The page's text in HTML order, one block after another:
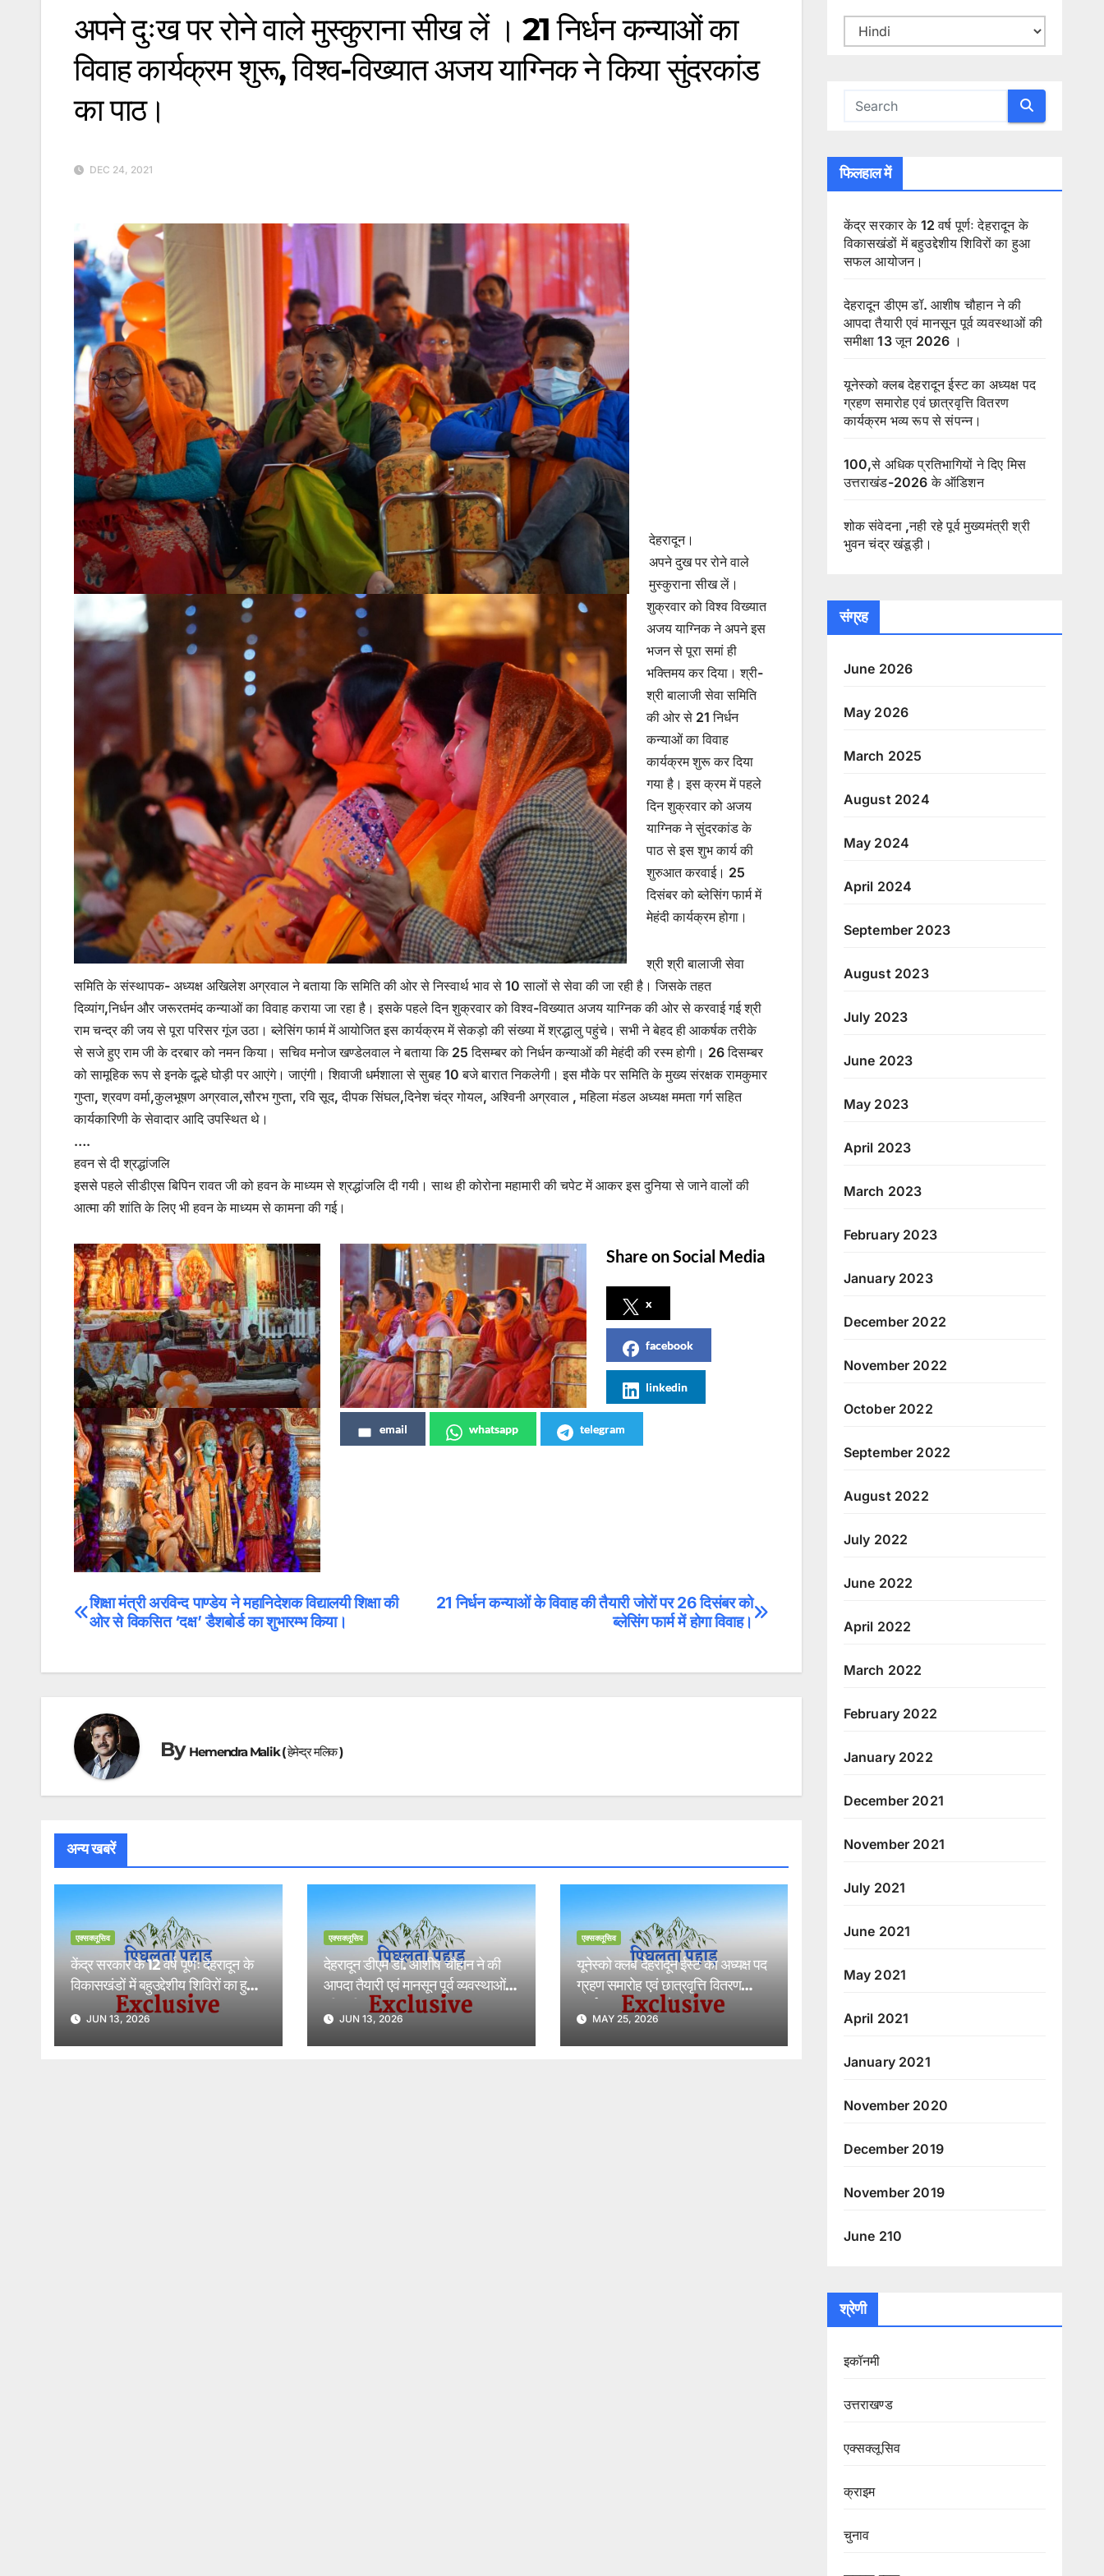
अपने दुःख पर रोने वाले मुस्कुराना सीख लें । 21 निर्धन कन्याओं का
विवाह कार्यक्रम शुरू, विश्व-विख्यात अजय याग्निक ने किया सुंदरकांड
का पाठ।
DEC 24, 2021
देहरादून।
अपने दुख पर रोने वाले
मुस्कुराना सीख लें।
शुक्रवार को विश्व विख्यात
अजय याग्निक ने अपने इस
भजन से पूरा समां ही
भक्तिमय कर दिया। श्री-
श्री बालाजी सेवा समिति
की ओर से 21 निर्धन
कन्याओं का विवाह
कार्यक्रम शुरू कर दिया
गया है। इस क्रम में पहले
दिन शुक्रवार को अजय
याग्निक ने सुंदरकांड के
पाठ से इस शुभ कार्य की
शुरुआत करवाई। 25
दिसंबर को ब्लेसिंग फार्म में
मेहंदी कार्यक्रम होगा।
श्री श्री बालाजी सेवा
समिति के संस्थापक- अध्यक्ष अखिलेश अग्रवाल ने बताया कि समिति की ओर से निस्वार्थ भाव से 10 सालों से सेवा की जा रही है। जिसके तहत
दिव्यांग,निर्धन और जरूरतमंद कन्याओं का विवाह कराया जा रहा है। इसके पहले दिन शुक्रवार को विश्व-विख्यात अजय याग्निक की ओर से करवाई गई श्री
राम चन्द्र की जय से पूरा परिसर गूंज उठा। ब्लेसिंग फार्म में आयोजित इस कार्यक्रम में सेकड़ो की संख्या में श्रद्धालु पहुंचे। सभी ने बेहद ही आकर्षक तरीके
से सजे हुए राम जी के दरबार को नमन किया। सचिव मनोज खण्डेलवाल ने बताया कि 25 दिसम्बर को निर्धन कन्याओं की मेहंदी की रस्म होगी। 26 दिसम्बर
को सामूहिक रूप से इनके दूल्हे घोड़ी पर आएंगे। जाएंगी। शिवाजी धर्मशाला से सुबह 10 बजे बारात निकलेगी। इस मौके पर समिति के मुख्य संरक्षक रामकुमार
गुप्ता, श्रवण वर्मा,कुलभूषण अग्रवाल,सौरभ गुप्ता, रवि सूद, दीपक सिंघल,दिनेश चंद्र गोयल, अश्विनी अग्रवाल , महिला मंडल अध्यक्ष ममता गर्ग सहित
कार्यकारिणी के सेवादार आदि उपस्थित थे।
….
हवन से दी श्रद्धांजलि
इससे पहले सीडीएस बिपिन रावत जी को हवन के माध्यम से श्रद्धांजलि दी गयी। साथ ही कोरोना महामारी की चपेट में आकर इस दुनिया से जाने वालों की
आत्मा की शांति के लिए भी हवन के माध्यम से कामना की गई।
Share on Social Media
x
facebook
linkedin
email whatsapp telegram
Post
21 निर्धन कन्याओं के विवाह की तैयारी जोरों पर 26 दिसंबर को
ब्लेसिंग फार्म में होगा विवाह।
शिक्षा मंत्री अरविन्द पाण्डेय ने महानिदेशक विद्यालयी शिक्षा की
ओर से विकसित ‘दक्ष’ डैशबोर्ड का शुभारम्भ किया।
By Hemendra Malik ( हेमेन्द्र मलिक )
अन्य खबरें
एक्सक्लूसिव
केंद्र सरकार के 12 वर्ष पूर्णः देहरादून के
विकासखंडों में बहुउद्देशीय शिविरों का हुआ
सफल आयोजन।
JUN 13, 2026
एक्सक्लूसिव
देहरादून डीएम डॉ. आशीष चौहान ने की
आपदा तैयारी एवं मानसून पूर्व व्यवस्थाओं
की समीक्षा 13 जून 2026 ।
JUN 13, 2026
एक्सक्लूसिव
यूनेस्को क्लब देहरादून ईस्ट का अध्यक्ष पद
ग्रहण समारोह एवं छात्रवृत्ति वितरण
कार्यक्रम भव्य रूप से संपन्न।
MAY 25, 2026
फिलहाल में
केंद्र सरकार के 12 वर्ष पूर्णः देहरादून के
विकासखंडों में बहुउद्देशीय शिविरों का हुआ
सफल आयोजन।
देहरादून डीएम डॉ. आशीष चौहान ने की
आपदा तैयारी एवं मानसून पूर्व व्यवस्थाओं की
समीक्षा 13 जून 2026 ।
यूनेस्को क्लब देहरादून ईस्ट का अध्यक्ष पद
ग्रहण समारोह एवं छात्रवृत्ति वितरण
कार्यक्रम भव्य रूप से संपन्न।
100,से अधिक प्रतिभागियों ने दिए मिस
उत्तराखंड-2026 के ऑडिशन
शोक संवेदना ,नही रहे पूर्व मुख्यमंत्री श्री
भुवन चंद्र खंडूड़ी।
संग्रह
June 2026
May 2026
March 2025
August 2024
May 2024
April 2024
September 2023
August 2023
July 2023
June 2023
May 2023
April 2023
March 2023
February 2023
January 2023
December 2022
November 2022
October 2022
September 2022
August 2022
July 2022
June 2022
April 2022
March 2022
February 2022
January 2022
December 2021
November 2021
July 2021
June 2021
May 2021
April 2021
January 2021
November 2020
December 2019
November 2019
June 210
श्रेणी
इकॉनमी
उत्तराखण्ड
एक्सक्लूसिव
क्राइम
चुनाव